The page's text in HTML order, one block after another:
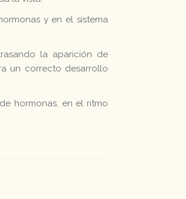
y en el sistema
la aparición de
un correcto desarrollo
hormonas, en el ritmo